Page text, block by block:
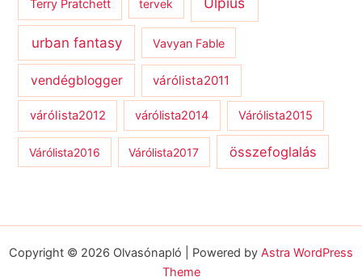
Terry Pratchett tervek
urban fantasy Vavyan Fable
vendégblogger várólista2011
várólista2012 várólista2014 Várólista2015
Várólista2016 Várólista2017 összefoglalás
Copyright © 2026 Olvasónapló | Powered by Astra WordPress
Theme